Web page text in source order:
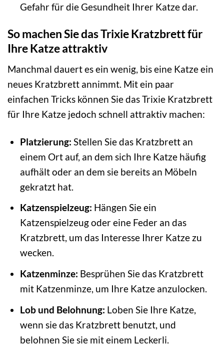
Gefahr für die Gesundheit Ihrer Katze dar.
So machen Sie das Trixie Kratzbrett für
Ihre Katze attraktiv
Manchmal dauert es ein wenig, bis eine Katze ein
neues Kratzbrett annimmt. Mit ein paar
einfachen Tricks können Sie das Trixie Kratzbrett
für Ihre Katze jedoch schnell attraktiv machen:
Platzierung: Stellen Sie das Kratzbrett an
einem Ort auf, an dem sich Ihre Katze häufig
aufhält oder an dem sie bereits an Möbeln
gekratzt hat.
Katzenspielzeug: Hängen Sie ein
Katzenspielzeug oder eine Feder an das
Kratzbrett, um das Interesse Ihrer Katze zu
wecken.
Katzenminze: Besprühen Sie das Kratzbrett
mit Katzenminze, um Ihre Katze anzulocken.
Lob und Belohnung: Loben Sie Ihre Katze,
wenn sie das Kratzbrett benutzt, und
belohnen Sie sie mit einem Leckerli.